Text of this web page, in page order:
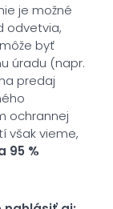
je možné
odvetvia,
byť
úradu (napr.
predaj
ochrannej
však vieme,
95 %